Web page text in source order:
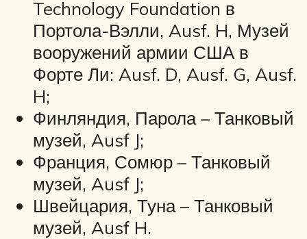
Technology Foundation в
Портола-Вэлли, Ausf. H, Музей
вооружений армии США в
Форте Ли: Ausf. D, Ausf. G, Ausf.
H;
Финляндия, Парола – Танковый
музей, Ausf J;
Франция, Сомюр – Танковый
музей, Ausf J;
Швейцария, Туна – Танковый
музей, Ausf H.